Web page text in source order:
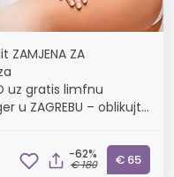
ZA
uz gratis limfnu
u ZAGREBU – oblikujte
-62%
€ 180 € 65